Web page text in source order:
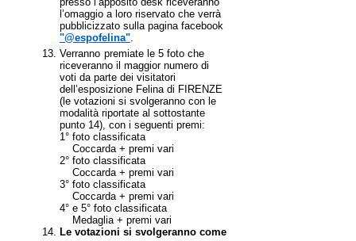
l’omaggio a loro riservato che verrà
pubblicizzato sulla pagina facebook
"@espofelina".
Verranno premiate le 5 foto che
riceveranno il maggior numero di
voti da parte dei visitatori
dell’esposizione Felina di FIRENZE
(le votazioni si svolgeranno con le
modalità riportate al sottostante
punto 14), con i seguenti premi:
1° foto classificata
Coccarda + premi vari
2° foto classificata
Coccarda + premi vari
3° foto classificata
Coccarda + premi vari
4° e 5° foto classificata
Medaglia + premi vari
Le votazioni si svolgeranno come